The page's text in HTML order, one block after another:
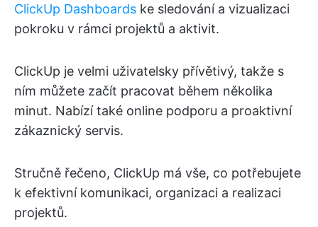
ClickUp Dashboards ke sledování a vizualizaci
pokroku v rámci projektů a aktivit.
ClickUp je velmi uživatelsky přívětivý, takže s
ním můžete začít pracovat během několika
minut. Nabízí také online podporu a proaktivní
zákaznický servis.
Stručně řečeno, ClickUp má vše, co potřebujete
k efektivní komunikaci, organizaci a realizaci
projektů.